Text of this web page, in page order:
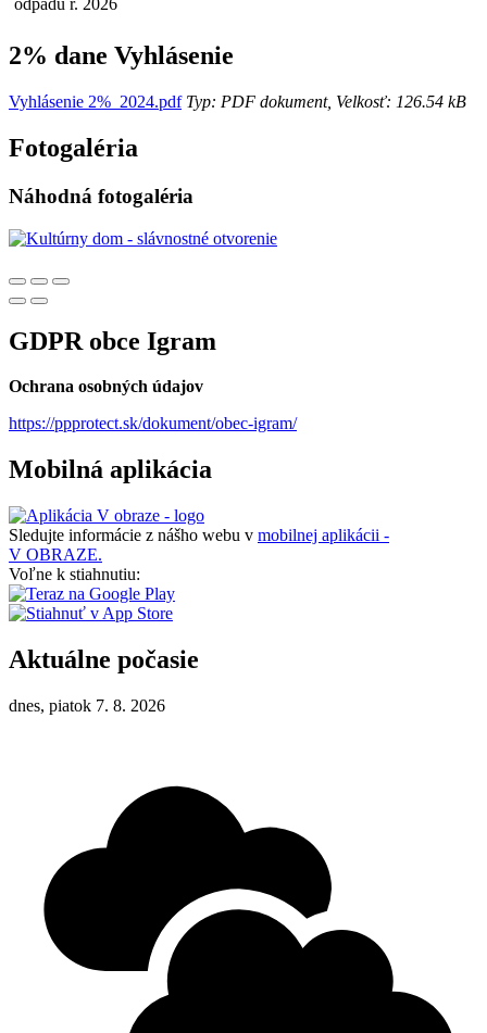
2% dane Vyhlásenie
Vyhlásenie 2%_2024.pdfTyp: PDF dokument, Velkosť: 126.54 kB
Fotogaléria
Náhodná fotogaléria
GDPR obce Igram
Ochrana osobných údajov
https://ppprotect.sk/dokument/obec-igram/
Mobilná aplikácia
Sledujte informácie z nášho webu v mobilnej aplikácii -
V OBRAZE.
Voľne k stiahnutiu:
Aktuálne počasie
dnes, piatok 7. 8. 2026